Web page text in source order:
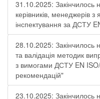
31.10.2025: Закінчилось
керівників, менеджерів з
інспектування за ДСТУ
28.10.2025: Закінчилось
та валідація методик
з вимогами ДСТУ EN
рекомендацій"
23.10.2025: Закінчилось